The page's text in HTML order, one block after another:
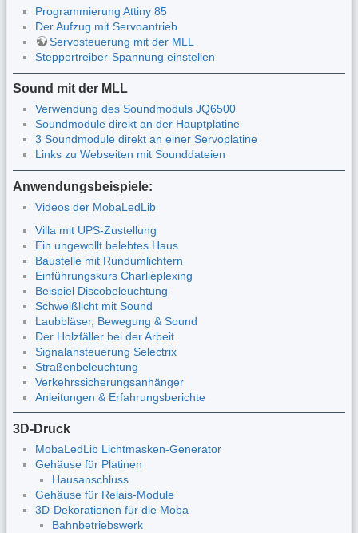
Programmierung Attiny 85
Der Aufzug mit Servoantrieb
Servosteuerung mit der MLL
Steppertreiber-Spannung einstellen
Sound mit der MLL
Verwendung des Soundmoduls JQ6500
Soundmodule direkt an der Hauptplatine
3 Soundmodule direkt an einer Servoplatine
Links zu Webseiten mit Sounddateien
Anwendungsbeispiele:
Videos der MobaLedLib
Villa mit UPS-Zustellung
Ein ungewollt belebtes Haus
Baustelle mit Rundumlichtern
Einführungskurs Charlieplexing
Beispiel Discobeleuchtung
Schweißlicht mit Sound
Laubbläser, Bewegung & Sound
Der Holzfäller bei der Arbeit
Signalansteuerung Selectrix
Straßenbeleuchtung
Verkehrssicherungsanhänger
Anleitungen & Erfahrungsberichte
3D-Druck
MobaLedLib Lichtmasken-Generator
Gehäuse für Platinen
Hausanschluss
Gehäuse für Relais-Module
3D-Dekorationen für die Moba
Bahnbetriebswerk